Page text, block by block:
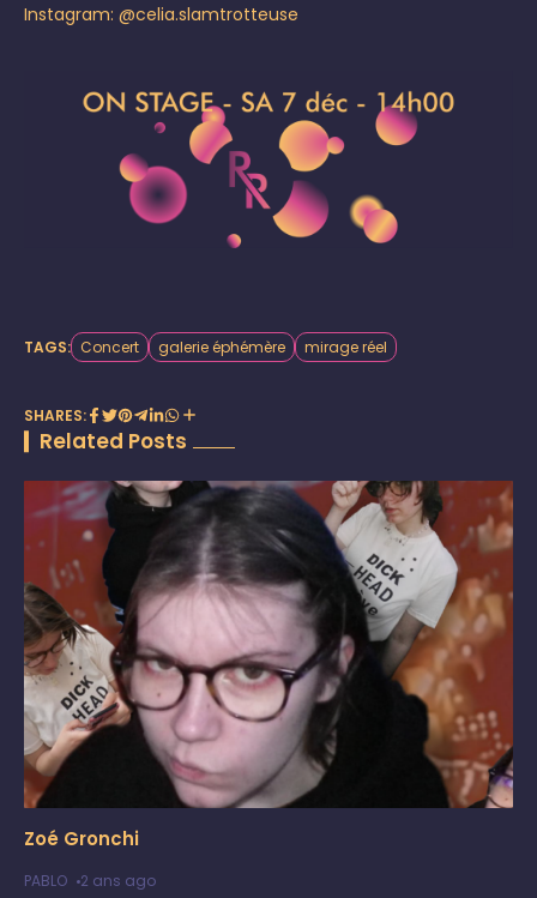
Instagram: @celia.slamtrotteuse
TAGS: Concert galerie éphémère mirage réel
SHARES:
Related Posts
Zoé Gronchi
PABLO 2 ans ago